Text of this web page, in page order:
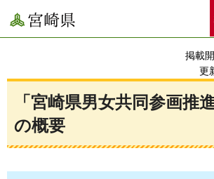
宮崎県
掲載
更
「宮崎県男女共同参画推
の概要